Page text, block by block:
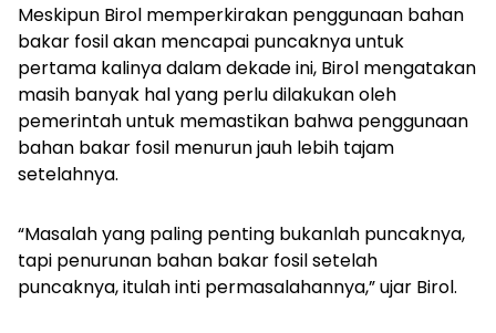
Meskipun Birol memperkirakan penggunaan bahan
bakar fosil akan mencapai puncaknya untuk
pertama kalinya dalam dekade ini, Birol mengatakan
masih banyak hal yang perlu dilakukan oleh
pemerintah untuk memastikan bahwa penggunaan
bahan bakar fosil menurun jauh lebih tajam
setelahnya.
“Masalah yang paling penting bukanlah puncaknya,
tapi penurunan bahan bakar fosil setelah
puncaknya, itulah inti permasalahannya,” ujar Birol.